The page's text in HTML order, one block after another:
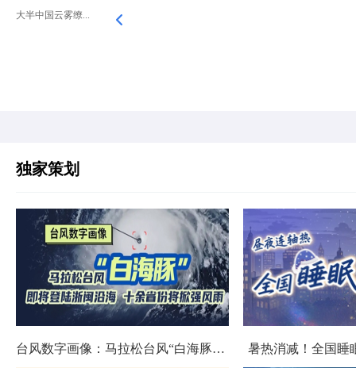
大半中国云雾缭...
独家策划
台风数字画像：马拉松台风“白海豚”将影响十余省份 暑热消减！全国睡